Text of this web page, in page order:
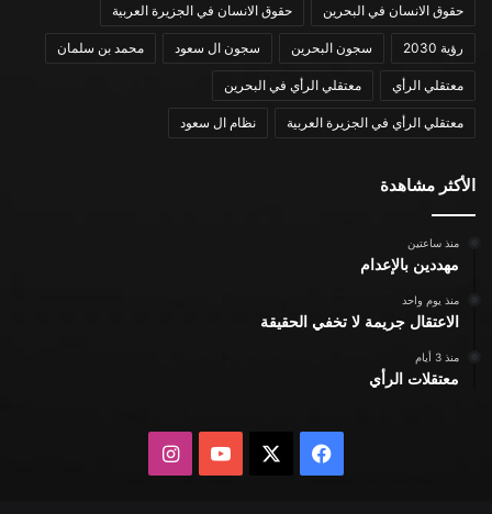
حقوق الانسان في البحرين حقوق الانسان في الجزيرة العربية
رؤية 2030 سجون البحرين سجون ال سعود محمد بن سلمان
معتقلي الرأي معتقلي الرأي في البحرين
معتقلي الرأي في الجزيرة العربية نظام ال سعود
الأكثر مشاهدة
منذ ساعتين
مهددين بالإعدام
منذ يوم واحد
الاعتقال جريمة لا تخفي الحقيقة
منذ 3 أيام
معتقلات الرأي
فيسبوك يوتيوبانستقرام